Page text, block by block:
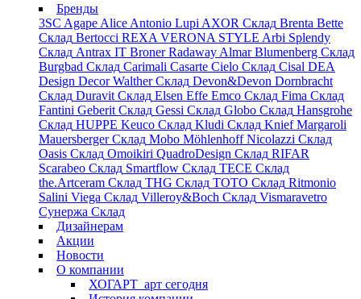
Бренды
3SC Agape Alice Antonio Lupi AXOR Склад Brenta Bette
Склад Bertocci REXA VERONA STYLE Arbi Splendy
Склад Antrax IT BronerRadaway AlmarBlumenberg Склад
Burgbad Склад Carimali Casarte Cielo Склад Cisal DEA
Design Decor WaltherСклад Devon&Devon Dornbracht
Склад Duravit Склад Elsen Effe Emco Склад Fima Склад
Fantini Geberit Склад Gessi Склад Globo Склад Hansgrohe
Склад HUPPE Keuco Склад Kludi Склад KniefMargaroli
MauersbergerСклад Mobo MöhlenhoffNicolazzi Склад
Oasis Склад Omoikiri QuadroDesign Склад RIFAR
Scarabeo Склад Smartflow Склад TECE Склад
the.Artceram Склад THG Склад TOTO Склад Ritmonio
Salini Viega Склад Villeroy&Boch Склад Vismaravetro
Сунержа Склад
Дизайнерам
Акции
Новости
О компании
ХОГАРТ_арт сегодня